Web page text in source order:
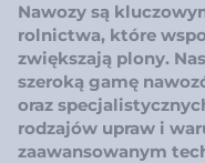
Nawozy są
rolnictwa, które
zwiększają plony.
szeroką gamę
oraz
rodzajów upraw i
zaawansowanym